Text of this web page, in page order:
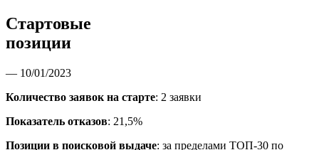
Стартовые
позиции
— 10/01/2023
Количество заявок на старте: 2 заявки
Показатель отказов: 21,5%
Позиции в поисковой выдаче: за пределами ТОП-30 по